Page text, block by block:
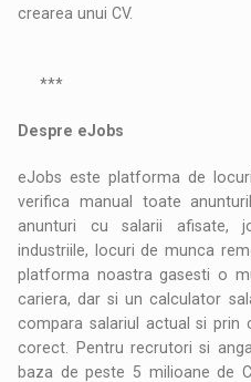
crearea unui CV.
***
Despre eJobs
eJobs este platforma de
verifica manual toate
anunturi cu salarii afisate,
industriile, locuri de munca
platforma noastra gasesti o
cariera, dar si un calculator
compara salariul actual si prin
corect. Pentru recrutori si
baza de peste 5 milioane de